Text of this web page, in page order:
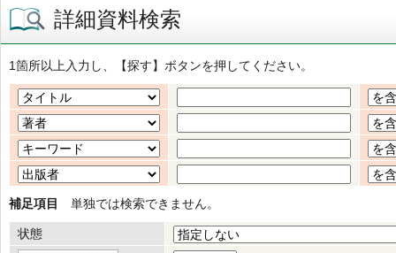
詳細資料検索
1箇所以上入力し、【探す】ボタンを押してください。
補足項目 単独では検索できません。
状態